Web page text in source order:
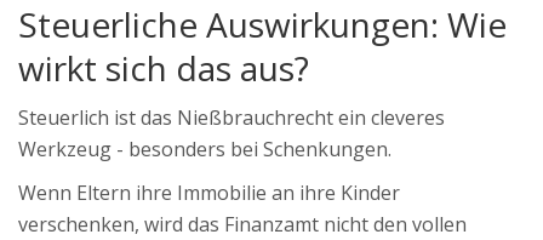
Steuerliche Auswirkungen: Wie
wirkt sich das aus?
Steuerlich ist das Nießbrauchrecht ein cleveres
Werkzeug - besonders bei Schenkungen.
Wenn Eltern ihre Immobilie an ihre Kinder
verschenken, wird das Finanzamt nicht den vollen